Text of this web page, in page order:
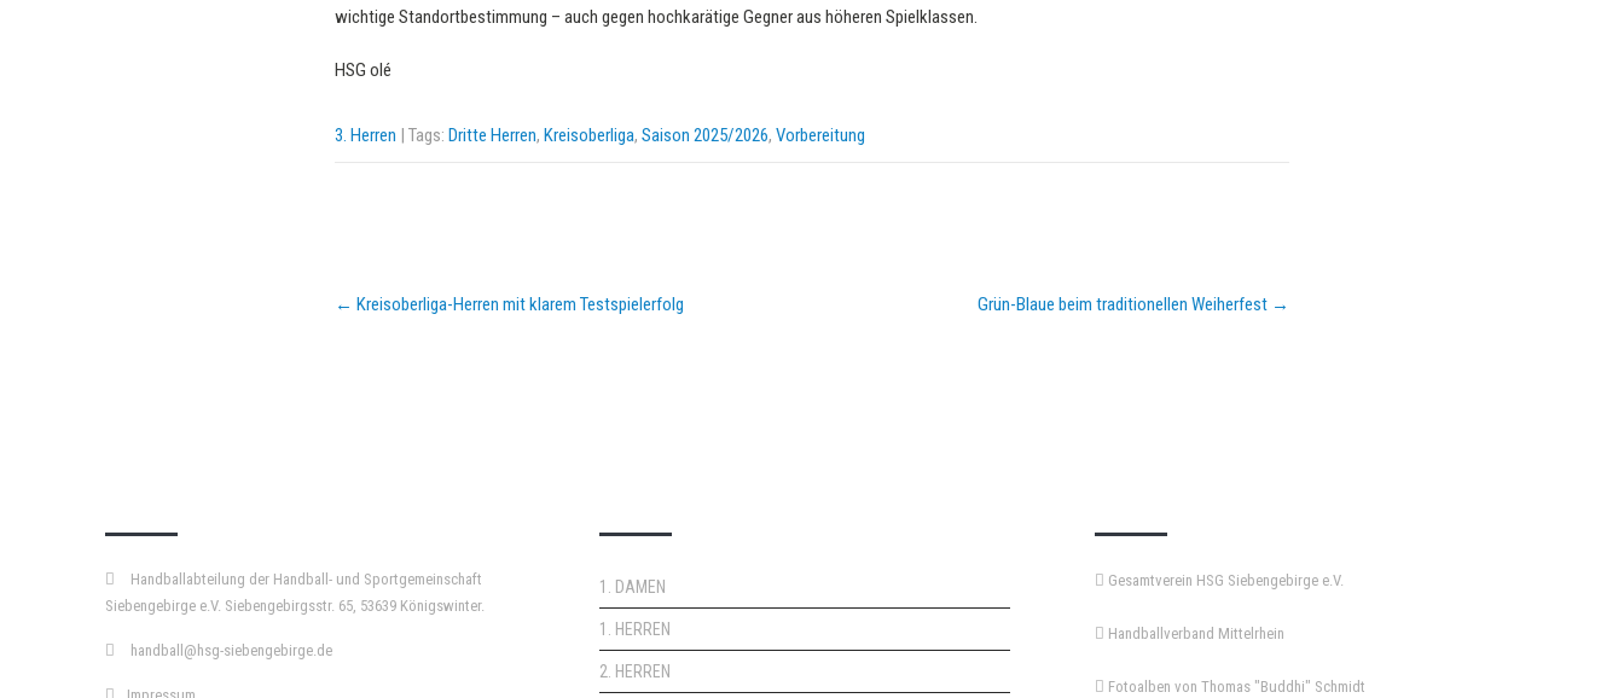
wichtige Standortbestimmung – auch gegen hochkarätige Gegner aus höheren Spielklassen.
HSG olé
3. Herren | Tags: Dritte Herren, Kreisoberliga, Saison 2025/2026, Vorbereitung
Post
navigation
← Kreisoberliga-Herren mit klarem Testspielerfolg Grün-Blaue beim traditionellen Weiherfest →
Handballabteilung der Handball- und Sportgemeinschaft
Siebengebirge e.V. Siebengebirgsstr. 65, 53639 Königswinter.
handball@hsg-siebengebirge.de
1. DAMEN
1. HERREN
2. HERREN
Gesamtverein HSG Siebengebirge e.V.
Handballverband Mittelrhein
Fotoalben von Thomas "Buddhi" Schmidt